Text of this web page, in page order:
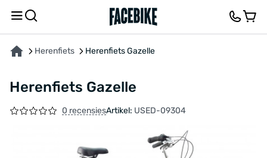
Herenfiets Herenfiets Gazelle
Herenfiets Gazelle
0 recensiesArtikel: USED-09304
OVER HET PRODUCT KENMERKENFEEDBACK EN VRAGEN